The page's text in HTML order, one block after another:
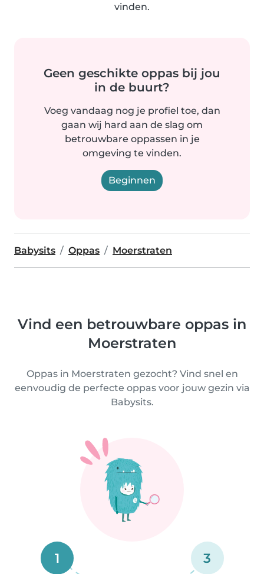
vinden.
Geen geschikte oppas bij jou
in de buurt?
Voeg vandaag nog je profiel toe, dan
gaan wij hard aan de slag om
betrouwbare oppassen in je
omgeving te vinden.
Beginnen
Babysits Oppas Moerstraten
Vind een betrouwbare oppas in
Moerstraten
Oppas in Moerstraten gezocht? Vind snel en
eenvoudig de perfecte oppas voor jouw gezin via
Babysits.
1 3